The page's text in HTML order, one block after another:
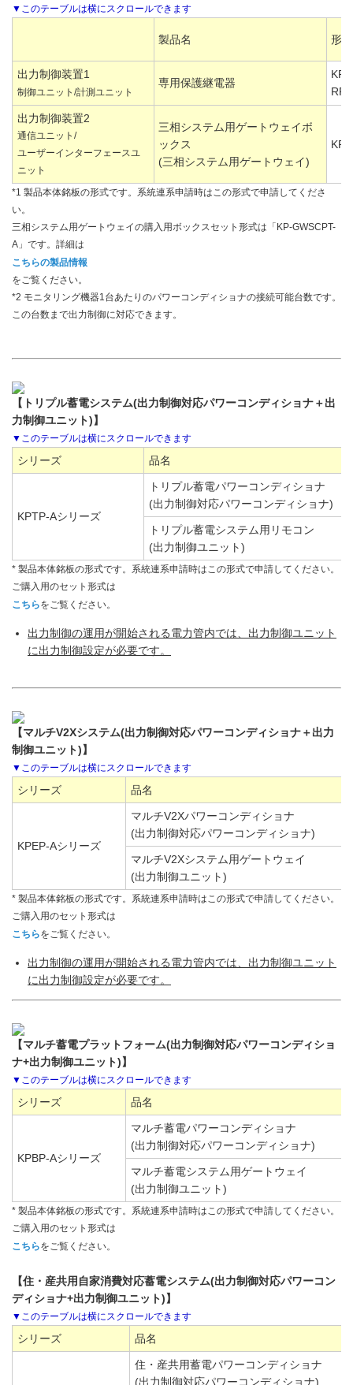
製品名 形
出力制御装置1
制御ユニット/計測ユニット
専用保護継電器
KP-
RPC
出力制御装置2
通信ユニット/
ユーザーインターフェースユ
ニット
三相システム用ゲートウェイボ
ックス
(三相システム用ゲートウェイ)
KP-
*1 製品本体銘板の形式です。系統連系申請時はこの形式で申請してくださ
い。
三相システム用ゲートウェイの購入用ボックスセット形式は「KP-GWSCPT-
A」です。詳細は
こちらの製品情報
をご覧ください。
*2 モニタリング機器1台あたりのパワーコンディショナの接続可能台数です。
この台数まで出力制御に対応できます。
【トリプル蓄電システム(出力制御対応パワーコンディショナ＋出
力制御ユニット)】
シリーズ 品名
KPTP-Aシリーズ
トリプル蓄電パワーコンディショナ
(出力制御対応パワーコンディショナ)
トリプル蓄電システム用リモコン
(出力制御ユニット)
* 製品本体銘板の形式です。系統連系申請時はこの形式で申請してください。
ご購入用のセット形式は
こちらをご覧ください。
出力制御の運用が開始される電力管内では、出力制御ユニット
に出力制御設定が必要です。
【マルチV2Xシステム(出力制御対応パワーコンディショナ＋出力
制御ユニット)】
シリーズ 品名
KPEP-Aシリーズ
マルチV2Xパワーコンディショナ
(出力制御対応パワーコンディショナ)
マルチV2Xシステム用ゲートウェイ
(出力制御ユニット)
* 製品本体銘板の形式です。系統連系申請時はこの形式で申請してください。
ご購入用のセット形式は
こちらをご覧ください。
出力制御の運用が開始される電力管内では、出力制御ユニット
に出力制御設定が必要です。
【マルチ蓄電プラットフォーム(出力制御対応パワーコンディショ
ナ+出力制御ユニット)】
シリーズ 品名
KPBP-Aシリーズ
マルチ蓄電パワーコンディショナ
(出力制御対応パワーコンディショナ)
マルチ蓄電システム用ゲートウェイ
(出力制御ユニット)
* 製品本体銘板の形式です。系統連系申請時はこの形式で申請してください。
ご購入用のセット形式は
こちらをご覧ください。
【住・産共用自家消費対応蓄電システム(出力制御対応パワーコン
ディショナ+出力制御ユニット)】
シリーズ 品名
住・産共用蓄電パワーコンディショナ
(出力制御対応パワーコンディショナ)